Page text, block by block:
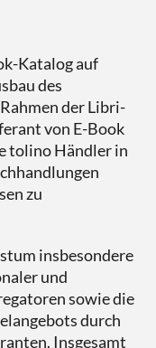
Katalog auf
des
der Libri-
von E-Book
tolino Händler in
zu
insbesondere
und
sowie die
durch
Insgesamt